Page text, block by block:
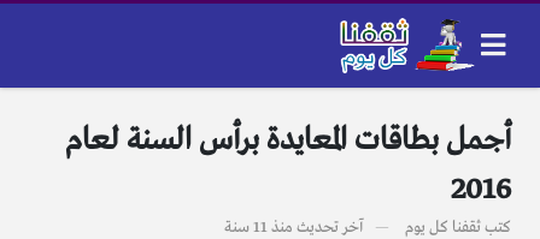
أجمل بطاقات المعايدة برأس السنة لعام
2016
كتبثقفنا كل يوم آخر تحديث منذ 11 سنة